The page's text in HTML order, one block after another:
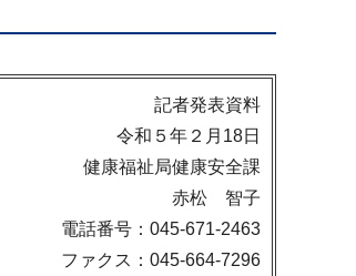
記者発表資料
令和５年２月18日
健康福祉局健康安全課
赤松 智子
電話番号：045-671-2463
ファクス：045-664-7296